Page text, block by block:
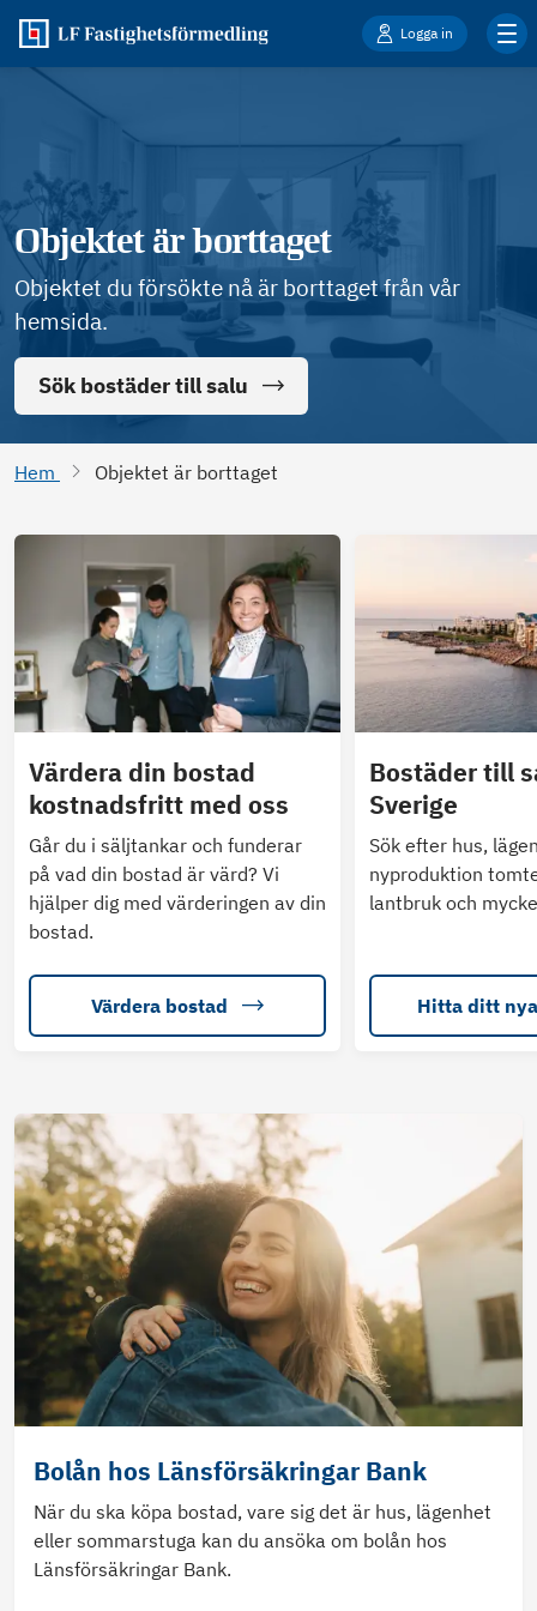
Logga in
Objektet är borttaget
Objektet du försökte nå är borttaget från vår
hemsida.
Sök bostäder till salu
Hem Objektet är borttaget
Värdera din bostad
kostnadsfritt med oss
Går du i säljtankar och funderar
på vad din bostad är värd? Vi
hjälper dig med värderingen av din
bostad.
Värdera bostad
Bostäder till
Sverige
Sök efter hus,
nyproduktion
lantbruk och
Hitta ditt
Bolån hos Länsförsäkringar Bank
När du ska köpa bostad, vare sig det är hus, lägenhet
eller sommarstuga kan du ansöka om bolån hos
Länsförsäkringar Bank.